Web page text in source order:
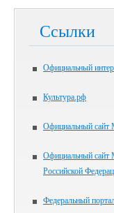
Ссылки
Официальный
Культура.рф
Официальный сайт
Официальный сайт
Российской
Федеральный